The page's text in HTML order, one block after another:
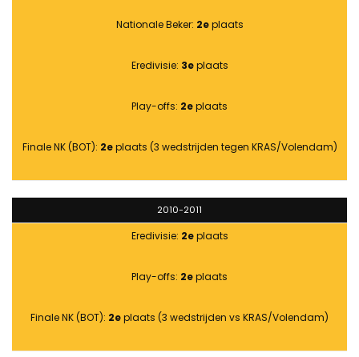
Nationale Beker: 2eplaats
Eredivisie: 3eplaats
Play-offs: 2eplaats
Finale NK (BOT): 2eplaats (3 wedstrijden tegen KRAS/Volendam)
2010-2011
Eredivisie: 2eplaats
Play-offs: 2eplaats
Finale NK (BOT): 2eplaats (3 wedstrijden vs KRAS/Volendam)